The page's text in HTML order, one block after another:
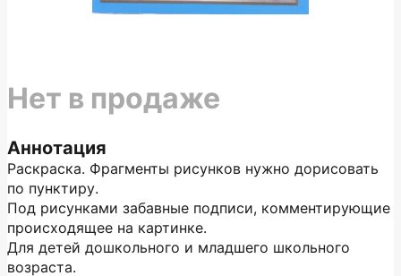
Аннотация
Раскраска. Фрагменты рисунков нужно дорисовать
по пунктиру.
Под рисунками забавные подписи, комментирующие
происходящее на картинке.
Для детей дошкольного и младшего школьного
возраста.
Нет в продаже